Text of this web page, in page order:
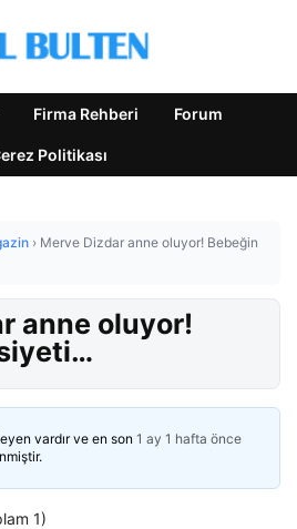
Firma Rehberi Forum
Politikası
› Merve Dizdar anne oluyor! Bebeğin
anne oluyor!
vardır ve en son 1 ay 1 hafta önce
1)